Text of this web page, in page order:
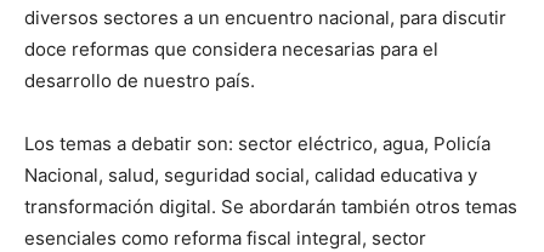
diversos sectores a un encuentro nacional, para discutir
doce reformas que considera necesarias para el
desarrollo de nuestro país.
Los temas a debatir son: sector eléctrico, agua, Policía
Nacional, salud, seguridad social, calidad educativa y
transformación digital. Se abordarán también otros temas
esenciales como reforma fiscal integral, sector